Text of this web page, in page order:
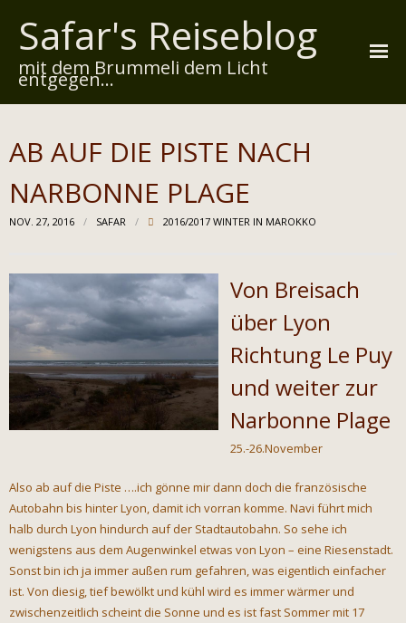
Safar's Reiseblog
mit dem Brummeli dem Licht
entgegen...
Über mich
Reiserouten
Kontakt
Impressum
Datenschutz
AB AUF DIE PISTE NACH
NARBONNE PLAGE
NOV. 27, 2016 SAFAR 2016/2017 WINTER IN MAROKKO
Von Breisach
über Lyon
Richtung Le Puy
und weiter zur
Narbonne Plage
25.-26.November
Also ab auf die Piste ….ich gönne mir dann doch die französische
Autobahn bis hinter Lyon, damit ich vorran komme. Navi führt mich
halb durch Lyon hindurch auf der Stadtautobahn. So sehe ich
wenigstens aus dem Augenwinkel etwas von Lyon – eine Riesenstadt.
Sonst bin ich ja immer außen rum gefahren, was eigentlich einfacher
ist. Von diesig, tief bewölkt und kühl wird es immer wärmer und
zwischenzeitlich scheint die Sonne und es ist fast Sommer mit 17